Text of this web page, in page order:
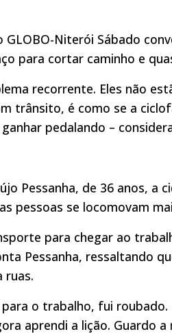
Niterói Sábado
para cortar caminho e
recorrente. Eles não
trânsito, é como se a
pedalando –
Pessanha, de 36 anos, a
pessoas se locomovam
para chegar ao
Pessanha, ressaltando
ruas.
o trabalho, fui roubado.
aprendi a lição. Guardo